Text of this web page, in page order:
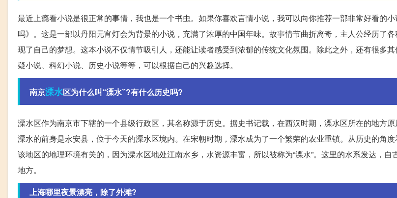
最近上瘾看小说是很正常的事情，我也是一个书虫。如果你喜欢言情小说，我可以向你推荐一部非常好看的
吗》。这是一部以丹阳元宵灯会为背景的小说，充满了浓厚的中国年味。故事情节曲折离奇，主人公经历了
现了自己的梦想。这本小说不仅情节吸引人，还能让读者感受到浓郁的传统文化氛围。除此之外，还有很多
疑小说、科幻小说、历史小说等等，可以根据自己的兴趣选择。
南京溧水区为什么叫“溧水”?有什么历史吗?
溧水区作为南京市下辖的一个县级行政区，其名称源于历史。据史书记载，在西汉时期，溧水区所在的地方原
溧水的前身是永安县，位于今天的溧水区境内。在宋朝时期，溧水成为了一个繁荣的农业重镇。从历史的角
该地区的地理环境有关的，因为溧水区地处江南水乡，水资源丰富，所以被称为“溧水”。这里的水系发达，自
地方。
上海哪里夜景漂亮，除了外滩?